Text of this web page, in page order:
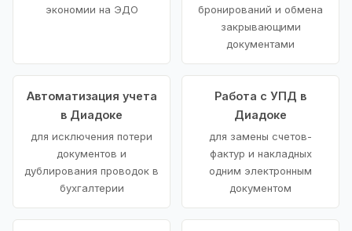
экономии на ЭДО
бронирований и обмена
закрывающими
документами
Автоматизация учета
в Диадоке
для исключения потери
документов и
дублирования проводок в
бухгалтерии
Работа с УПД в
Диадоке
для замены счетов-
фактур и накладных
одним электронным
документом